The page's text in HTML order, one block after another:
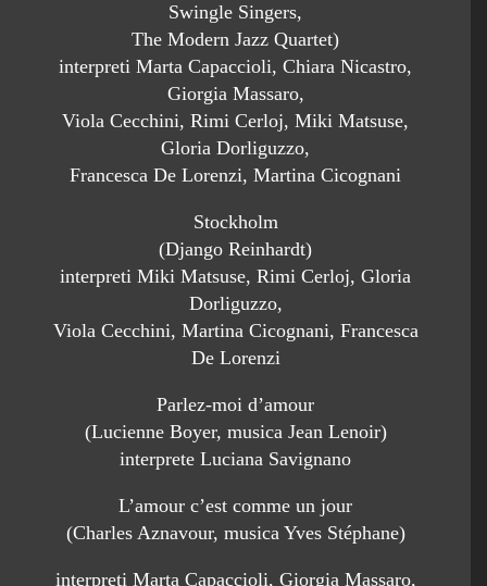
Swingle Singers,
The Modern Jazz Quartet)
interpreti Marta Capaccioli, Chiara Nicastro,
Giorgia Massaro,
Viola Cecchini, Rimi Cerloj, Miki Matsuse,
Gloria Dorliguzzo,
Francesca De Lorenzi, Martina Cicognani
Stockholm
(Django Reinhardt)
interpreti Miki Matsuse, Rimi Cerloj, Gloria
Dorliguzzo,
Viola Cecchini, Martina Cicognani, Francesca
De Lorenzi
Parlez-moi d’amour
(Lucienne Boyer, musica Jean Lenoir)
interprete Luciana Savignano
L’amour c’est comme un jour
(Charles Aznavour, musica Yves Stéphane)
interpreti Marta Capaccioli, Giorgia Massaro,